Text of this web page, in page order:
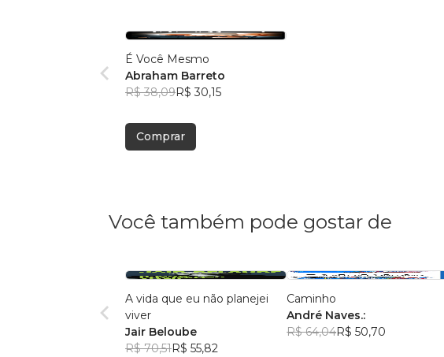
É Você Mesmo
Abraham Barreto
R$ 38,09R$ 30,15
Comprar
Você também pode gostar de
A vida que eu não planejei
viver
Jair Beloube
R$ 70,51R$ 55,82
Caminho
André Naves.:
R$ 64,04R$ 50,70